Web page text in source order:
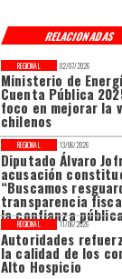
RELACIONADAS
02/07/2026
Ministerio de
Cuenta Pública
foco en mejorar la
chilenos
REGIONAL
13/06/2026
Diputado Álvaro
acusación
“Buscamos
transparencia
la confianza
REGIONAL
11/06/2026
Autoridades
la calidad de los
Alto Hospicio
REGIONAL